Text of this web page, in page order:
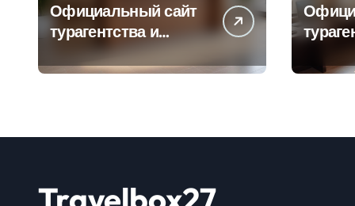
Официальный сайт
турагентства и
информация об
офисе продаж